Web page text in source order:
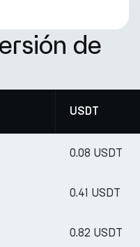
de
USDT
0.08 USDT
0.41 USDT
0.82 USDT